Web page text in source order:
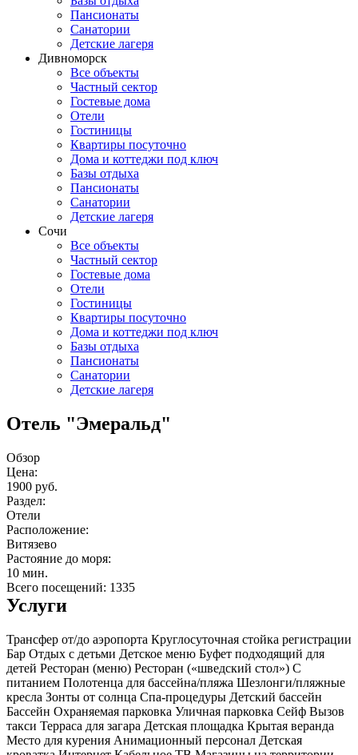
Пансионаты
Санатории
Детские лагеря
Дивноморск
Все объекты
Частный сектор
Гостевые дома
Отели
Гостиницы
Квартиры посуточно
Дома и коттеджи под ключ
Базы отдыха
Пансионаты
Санатории
Детские лагеря
Сочи
Все объекты
Частный сектор
Гостевые дома
Отели
Гостиницы
Квартиры посуточно
Дома и коттеджи под ключ
Базы отдыха
Пансионаты
Санатории
Детские лагеря
Отель "Эмеральд"
Обзор
Цена:
1900 руб.
Раздел:
Отели
Расположение:
Витязево
Растояние до моря:
10 мин.
Всего посещений: 1335
Услуги
Трансфер от/до аэропорта Круглосуточная стойка регистрации
Бар Отдых с детьми Детское меню Буфет подходящий для
детей Ресторан (меню) Ресторан («шведский стол») С
питанием Полотенца для бассейна/пляжа Шезлонги/пляжные
кресла Зонты от солнца Спа-процедуры Детский бассейн
Бассейн Охраняемая парковка Уличная парковка Сейф Вызов
такси Терраса для загара Детская площадка Крытая веранда
Место для курения Анимационный персонал Детская